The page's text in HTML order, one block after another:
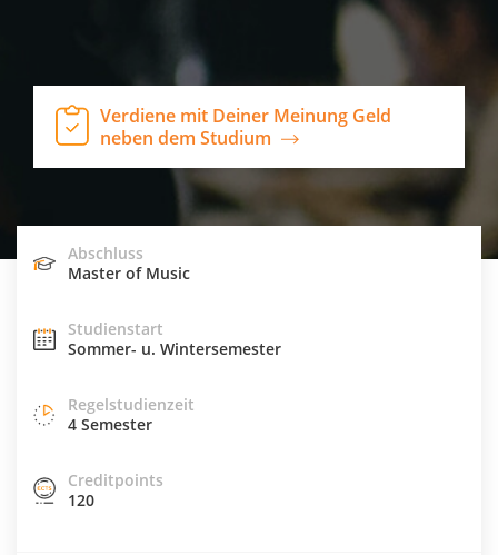
Verdiene mit Deiner Meinung Geld
neben dem Studium
Abschluss
Master of Music
Studienstart
Sommer- u. Wintersemester
Regelstudienzeit
4 Semester
Creditpoints
120